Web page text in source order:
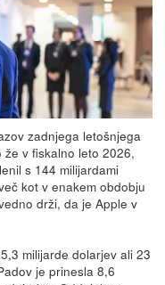
zadnjega letošnjega
v fiskalno leto 2026,
s 144 milijardami
kot v enakem obdobju
drži, da je Apple v
milijarde dolarjev ali 23
je prinesla 8,6